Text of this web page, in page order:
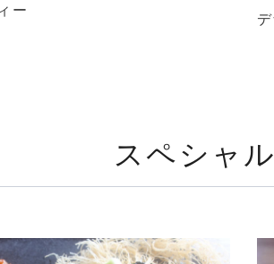
ー
スペシャ